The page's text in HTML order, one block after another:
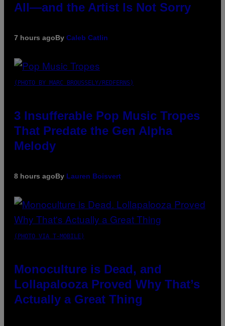
All—and the Artist Is Not Sorry
7 hours agoBy Caleb Catlin
(PHOTO BY MARC BROUSSELY/REDFERNS)
3 Insufferable Pop Music Tropes
That Predate the Gen Alpha
Melody
8 hours agoBy Lauren Boisvert
(PHOTO VIA T-MOBILE)
Monoculture is Dead, and
Lollapalooza Proved Why That’s
Actually a Great Thing